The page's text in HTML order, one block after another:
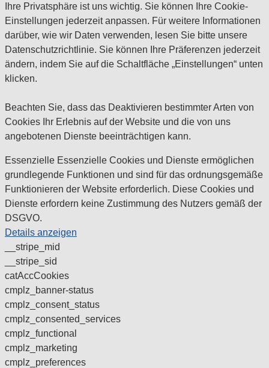
Ihre Privatsphäre ist uns wichtig. Sie können Ihre Cookie-
Einstellungen jederzeit anpassen. Für weitere Informationen
darüber, wie wir Daten verwenden, lesen Sie bitte unsere
Datenschutzrichtlinie. Sie können Ihre Präferenzen jederzeit
ändern, indem Sie auf die Schaltfläche „Einstellungen“ unten
klicken.
Beachten Sie, dass das Deaktivieren bestimmter Arten von
Cookies Ihr Erlebnis auf der Website und die von uns
angebotenen Dienste beeinträchtigen kann.
Essenzielle Essenzielle Cookies und Dienste ermöglichen
grundlegende Funktionen und sind für das ordnungsgemäße
Funktionieren der Website erforderlich. Diese Cookies und
Dienste erfordern keine Zustimmung des Nutzers gemäß der
DSGVO.
Details anzeigen
__stripe_mid
__stripe_sid
catAccCookies
cmplz_banner-status
cmplz_consent_status
cmplz_consented_services
cmplz_functional
cmplz_marketing
cmplz_preferences